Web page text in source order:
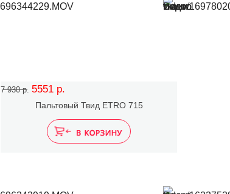
7 930 р. 5551 р.
Пальтовый Твид ETRO 715